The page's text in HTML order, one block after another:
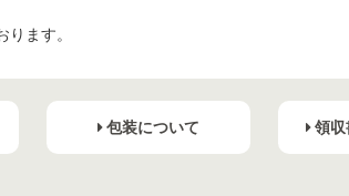
ます。
包装について 領収